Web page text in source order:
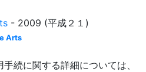
- 2009 (平成２１)
Arts
続に関する詳細については、「